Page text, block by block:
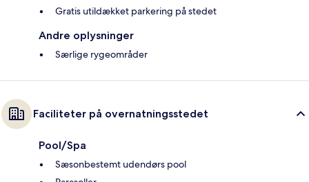
Gratis utildækket parkering på stedet
Andre oplysninger
Særlige rygeområder
Faciliteter på overnatningsstedet
Pool/Spa
Sæsonbestemt udendørs pool